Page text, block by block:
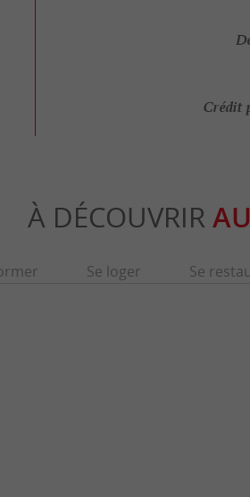
Crédit
À DÉCOUVRIR
Se loger Se